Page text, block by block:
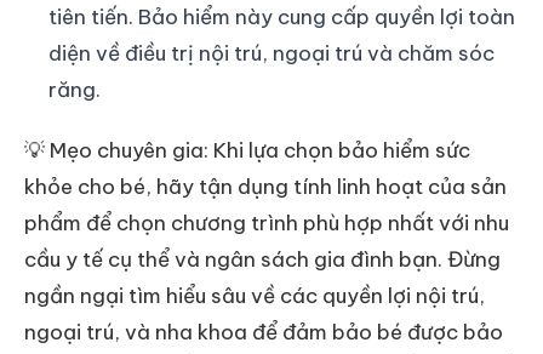
tiên tiến. Bảo hiểm này cung cấp quyền lợi toàn
diện về điều trị nội trú, ngoại trú và chăm sóc
răng.
💡 Mẹo chuyên gia: Khi lựa chọn bảo hiểm sức
khỏe cho bé, hãy tận dụng tính linh hoạt của sản
phẩm để chọn chương trình phù hợp nhất với nhu
cầu y tế cụ thể và ngân sách gia đình bạn. Đừng
ngần ngại tìm hiểu sâu về các quyền lợi nội trú,
ngoại trú, và nha khoa để đảm bảo bé được bảo